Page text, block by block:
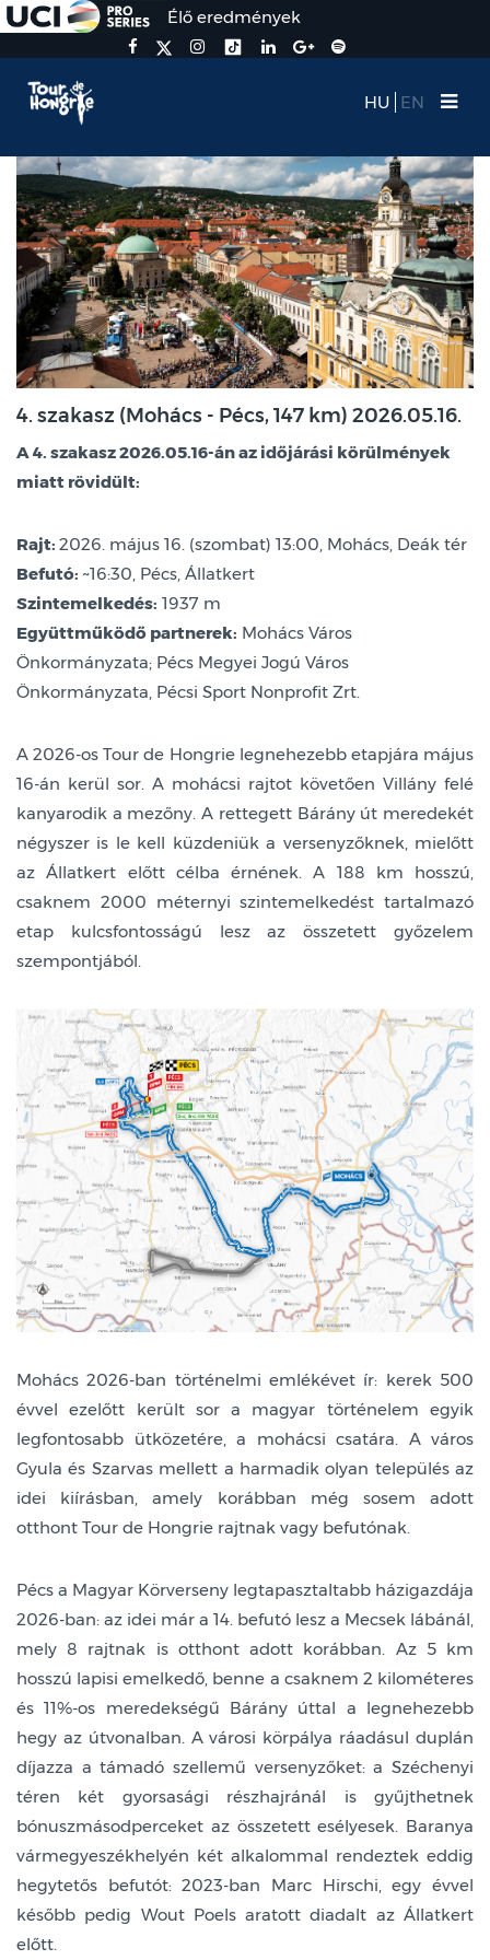
Élő eredmények
HU EN
4. szakasz (Mohács - Pécs, 147 km) 2026.05.16.
A 4. szakasz 2026.05.16-án az időjárási körülmények
miatt rövidült:
Rajt: 2026. május 16. (szombat) 13:00, Mohács, Deák tér
Befutó: ~16:30, Pécs, Állatkert
Szintemelkedés: 1937 m
Együttműködő partnerek: Mohács Város
Önkormányzata; Pécs Megyei Jogú Város
Önkormányzata, Pécsi Sport Nonprofit Zrt.
A 2026-os Tour de Hongrie legnehezebb etapjára május
16-án kerül sor. A mohácsi rajtot követően Villány felé
kanyarodik a mezőny. A rettegett Bárány út meredekét
négyszer is le kell küzdeniük a versenyzőknek, mielőtt
az Állatkert előtt célba érnének. A 188 km hosszú,
csaknem 2000 méternyi szintemelkedést tartalmazó
etap kulcsfontosságú lesz az összetett győzelem
szempontjából.
Mohács 2026-ban történelmi emlékévet ír: kerek 500
évvel ezelőtt került sor a magyar történelem egyik
legfontosabb ütközetére, a mohácsi csatára. A város
Gyula és Szarvas mellett a harmadik olyan település az
idei kiírásban, amely korábban még sosem adott
otthont Tour de Hongrie rajtnak vagy befutónak.
Pécs a Magyar Körverseny legtapasztaltabb házigazdája
2026-ban: az idei már a 14. befutó lesz a Mecsek lábánál,
mely 8 rajtnak is otthont adott korábban. Az 5 km
hosszú lapisi emelkedő, benne a csaknem 2 kilométeres
és 11%-os meredekségű Bárány úttal a legnehezebb
hegy az útvonalban. A városi körpálya ráadásul duplán
díjazza a támadó szellemű versenyzőket: a Széchenyi
téren két gyorsasági részhajránál is gyűjthetnek
bónuszmásodperceket az összetett esélyesek. Baranya
vármegyeszékhelyén két alkalommal rendeztek eddig
hegytetős befutót: 2023-ban Marc Hirschi, egy évvel
később pedig Wout Poels aratott diadalt az Állatkert
előtt.